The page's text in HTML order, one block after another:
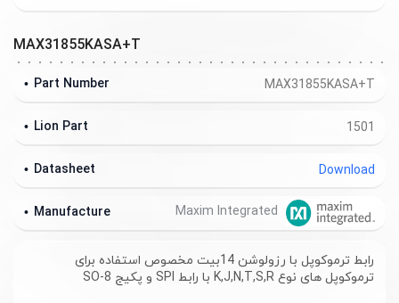
MAX31855KASA+T
MAX31855KASA+T
Part Number
1501
Lion Part
Download
Datasheet
Manufacture
رابط ترموکوپل با رزولوشن 14بیت مخصوص استفاده برای
ترموکوپل های نوع K,J,N,T,S,R با رابط SPI و پکیج SO-8